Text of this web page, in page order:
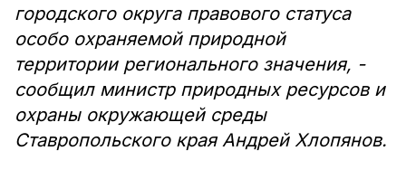
городского округа правового статуса
особо охраняемой природной
территории регионального значения, -
сообщил министр природных ресурсов и
охраны окружающей среды
Ставропольского края Андрей Хлопянов.